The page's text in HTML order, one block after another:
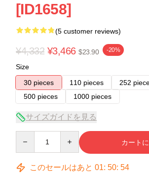
[ID1658]
(5 customer reviews)
¥4,332 ¥3,466 $23.90 -20%
Size
30 pieces
110 pieces
252
500 pieces
1000 pieces
サイズガイドを見る
カート
このセールはあと 01: 50: 54